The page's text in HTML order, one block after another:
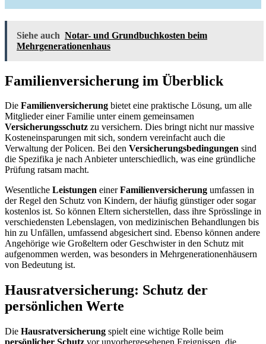
Siehe auch Notar- und Grundbuchkosten beim
Mehrgenerationenhaus
Familienversicherung im Überblick
Die Familienversicherung bietet eine praktische Lösung, um alle
Mitglieder einer Familie unter einem gemeinsamen
Versicherungsschutz zu versichern. Dies bringt nicht nur massive
Kosteneinsparungen mit sich, sondern vereinfacht auch die
Verwaltung der Policen. Bei den Versicherungsbedingungen sind
die Spezifika je nach Anbieter unterschiedlich, was eine gründliche
Prüfung ratsam macht.
Wesentliche Leistungen einerFamilienversicherung umfassen in
der Regel den Schutz von Kindern, der häufig günstiger oder sogar
kostenlos ist. So können Eltern sicherstellen, dass ihre Sprösslinge in
verschiedensten Lebenslagen, von medizinischen Behandlungen bis
hin zu Unfällen, umfassend abgesichert sind. Ebenso können andere
Angehörige wie Großeltern oder Geschwister in den Schutz mit
aufgenommen werden, was besonders in Mehrgenerationenhäusern
von Bedeutung ist.
Hausratversicherung: Schutz der
persönlichen Werte
Die Hausratversicherung spielt eine wichtige Rolle beim